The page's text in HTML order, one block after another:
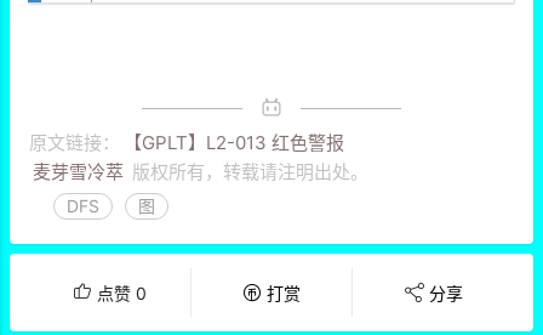
原文链接：
【GPLT】L2-013 红色警报
麦芽雪冷萃 版权所有，转载请注明出处。
DFS 图
点赞 0 打赏 分享